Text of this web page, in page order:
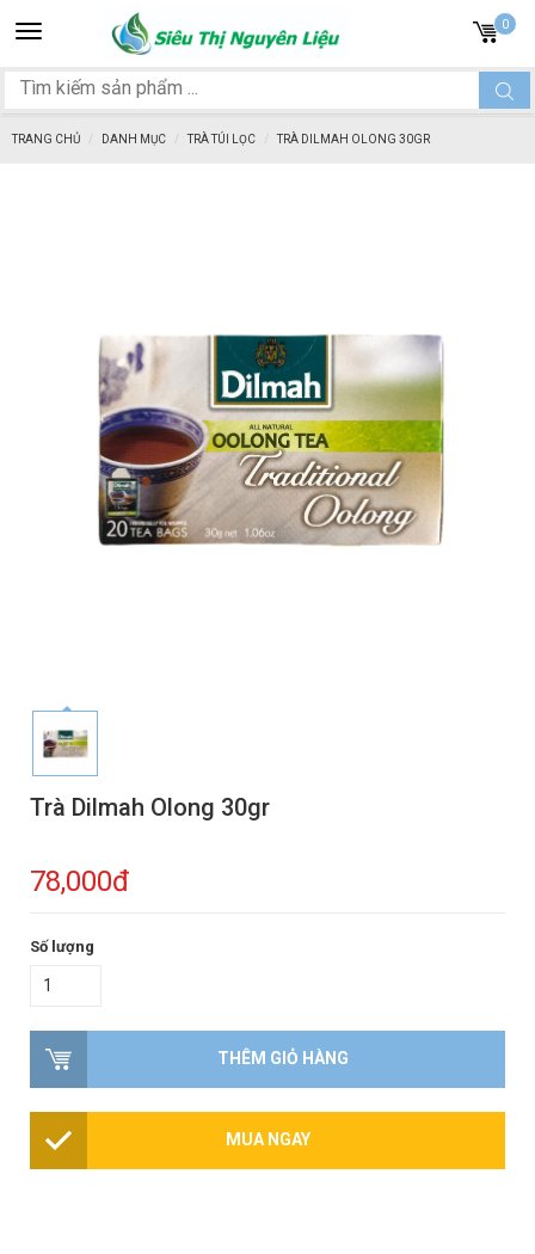
Toggle
navigation
0
TRANG CHỦ DANH MỤC TRÀ TÚI LỌC TRÀ DILMAH OLONG 30GR
Trà Dilmah Olong 30gr
78,000đ
Số lượng
THÊM GIỎ HÀNG
MUA NGAY